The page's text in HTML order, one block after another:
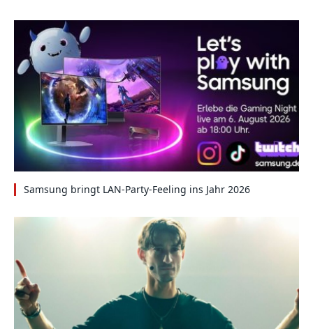
Samsung bringt LAN-Party-Feeling ins Jahr 2026